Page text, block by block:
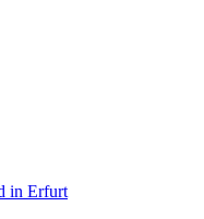
in Erfurt